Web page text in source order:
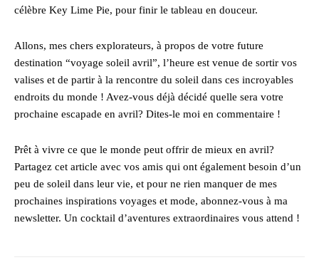
célèbre Key Lime Pie, pour finir le tableau en douceur.
Allons, mes chers explorateurs, à propos de votre future
destination “voyage soleil avril”, l’heure est venue de sortir vos
valises et de partir à la rencontre du soleil dans ces incroyables
endroits du monde ! Avez-vous déjà décidé quelle sera votre
prochaine escapade en avril? Dites-le moi en commentaire !
Prêt à vivre ce que le monde peut offrir de mieux en avril?
Partagez cet article avec vos amis qui ont également besoin d’un
peu de soleil dans leur vie, et pour ne rien manquer de mes
prochaines inspirations voyages et mode, abonnez-vous à ma
newsletter. Un cocktail d’aventures extraordinaires vous attend !